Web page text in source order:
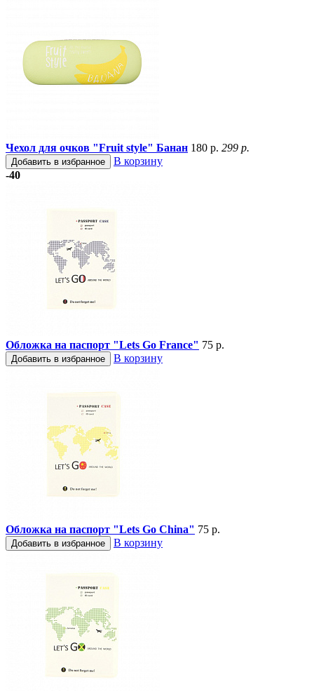
Чехол для очков "Fruit style" Банан 180 р. 299 р.
Добавить в избранное
В корзину
-40
Обложка на паспорт "Lets Go France" 75 р.
Добавить в избранное В корзину
Обложка на паспорт "Lets Go China" 75 р.
Добавить в избранное В корзину